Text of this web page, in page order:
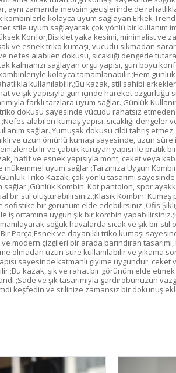
aynı zamanda mevsim geçişlerinde de
kombinlerle kolayca uyum sağlayan Erkek
stile uyum sağlayarak çok yönlü bir kullanım
Konfor;Bisiklet yaka kesimi, minimalist ve
ve esnek triko kumaşı, vücudu sıkmadan
nefes alabilen dokusu, sıcaklığı dengede
kalmanızı sağlayan örgü yapısı, gün boyu
kolayca tamamlanabilir.;Hem
kullanılabilir.;Bu kazak, stil sahibi
ve şık yapısıyla gün içinde hareket özgürlüğü
farklı tarzlara uyum sağlar.;Günlük
triko dokusu sayesinde vücudu rahatsız
alabilen kumaş yapısı, sıcaklığı dengeler
sağlar.;Yumuşak dokusu cildi tahriş
ve uzun ömürlü kumaşı sayesinde, uzun
ve çabuk kuruyan yapısı ile pratik bir
hafif ve esnek yapısıyla mont, ceket veya
uyum sağlar.;Tarzınıza Uygun
Triko Kazak, çok yönlü tasarımı
sağlar.;Günlük Kombin: Kot pantolon, spor
bir stil oluşturabilirsiniz.;Klasik Kombin: Kumaş
sofistike bir görünüm elde edebilirsiniz.;Ofis
iş ortamına uygun şık bir kombin
soğuk havalarda sıcak ve şık bir stil
Parça;Esnek ve dayanıklı triko kumaşı
modern çizgileri bir arada barındıran
olmadan uzun süre kullanılabilir ve yıkama
sayesinde katmanlı giyime uygundur, ceket
kazak, şık ve rahat bir görünüm elde
ve şık tasarımıyla gardırobunuzun
keşfedin ve stilinize zamansız bir dokunuş